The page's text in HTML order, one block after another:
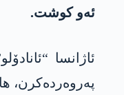
ئەو کوشت.
ئاژانسا
پەروەردەکرن،